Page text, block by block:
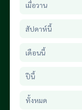
เมื่อวาน
สัปดาห์นี้
เดือนนี้
ปีนี้
ทั้งหมด